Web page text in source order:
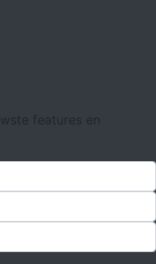
features en